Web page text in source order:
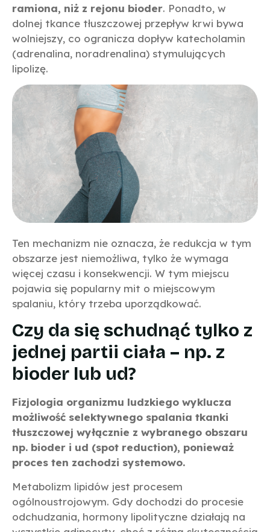
ramiona, niż z rejonu bioder. Ponadto, w
dolnej tkance tłuszczowej przepływ krwi bywa
wolniejszy, co ogranicza dopływ katecholamin
(adrenalina, noradrenalina) stymulujących
lipolizę.
Ten mechanizm nie oznacza, że redukcja w tym
obszarze jest niemożliwa, tylko że wymaga
więcej czasu i konsekwencji. W tym miejscu
pojawia się popularny mit o miejscowym
spalaniu, który trzeba uporządkować.
Czy da się schudnąć tylko z
jednej partii ciała – np. z
bioder lub ud?
Fizjologia organizmu ludzkiego wyklucza
możliwość selektywnego spalania tkanki
tłuszczowej wyłącznie z wybranego obszaru
np. bioder i ud (spot reduction), ponieważ
proces ten zachodzi systemowo.
Metabolizm lipidów jest procesem
ogólnoustrojowym. Gdy dochodzi do procesie
odchudzania, hormony lipolityczne działają na